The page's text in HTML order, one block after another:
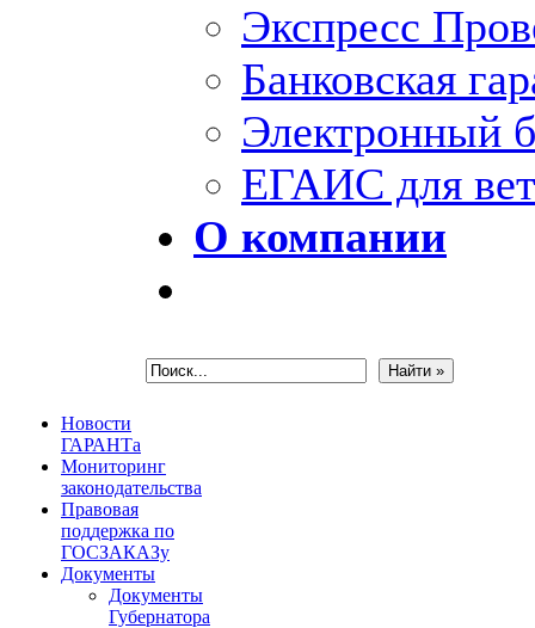
Экспресс
Банковская
Электронный
ЕГАИС для
О компании
Новости
ГАРАНТа
Мониторинг
законодательства
Правовая
поддержка по
ГОСЗАКАЗу
Документы
Документы
Губернатора